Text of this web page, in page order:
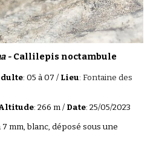
- Callilepis noctambule
: 05 à 07 / Lieu:Fontaine des
: 266 m / Date: 25/05/2023
mm, blanc, déposé sous une